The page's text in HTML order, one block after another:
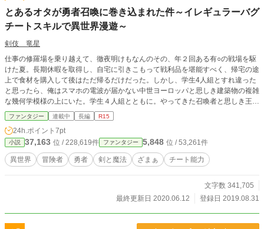
とあるオタが勇者召喚に巻き込まれた件～イレギュラーバグ
チートスキルで異世界漫遊～
剣伎 竜星
仕事の修羅場を乗り越えて、徹夜明けもなんのその、年２回ある有○の戦場を駆
けた夏。長期休暇を取得し、自宅に引きこもって戦利品を堪能すべく、帰宅の途
上で食材を購入して後はただ帰るだけだった。しかし、学生4人組とすれ違った
と思ったら、俺はスマホの電波が届かない中世ヨーロッパと思しき建築物の複雑
な幾何学模様の上にいた。学生４人組とともに。やってきた召喚者と思しき王女
様達の魔族侵略の話を聞いて、俺は察した。これあかん系異世界勇者召喚だと。
しかも、どうやら肝心の勇者は学生４人組みの方で俺は巻き込まれた一般人らし
い。【鑑定】や【空間収納】といった鉄板スキルを保有して、とんでもないバグ
と思えるチートスキルいるが、違うらしい。そして、安定の「元の世界に帰る方
法」は不明→絶望的な難易度。勇者系の称号がないとわかると王女達は掌返しを
して俺を奴隷扱いするのは必至。１人を除いて学生共も俺を馬鹿にしだしたので
ルを駆使して漫遊することにした。※１０話前後までスタート地点の王城での話
ファンタジー 連載中 長編 R15
24h.ポイント 7pt
小説 37,163 位 / 228,619件 ファンタジー 5,848 位 / 53,261件
異世界 冒険者 勇者 剣と魔法 ざまぁ チート能力
文字数 341,705
最終更新日 2020.06.12
登録日 2019.08.31